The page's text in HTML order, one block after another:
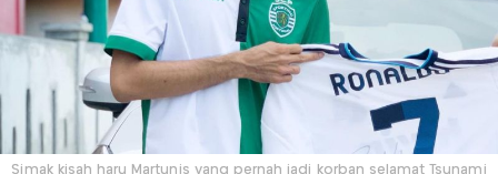
Simak kisah haru Martunis yang pernah jadi korban selamat Tsunami